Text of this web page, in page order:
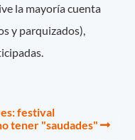
la mayoría cuenta
y parquizados),
festival
tener "saudades"